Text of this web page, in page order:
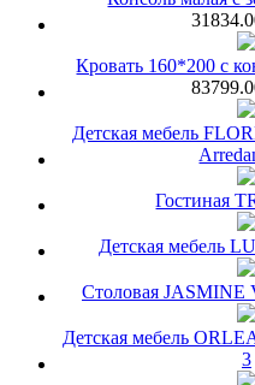
Кровать 160*200 с
Детская мебель
Гостиная
Детская мебель
Столовая
Детская мебель
3